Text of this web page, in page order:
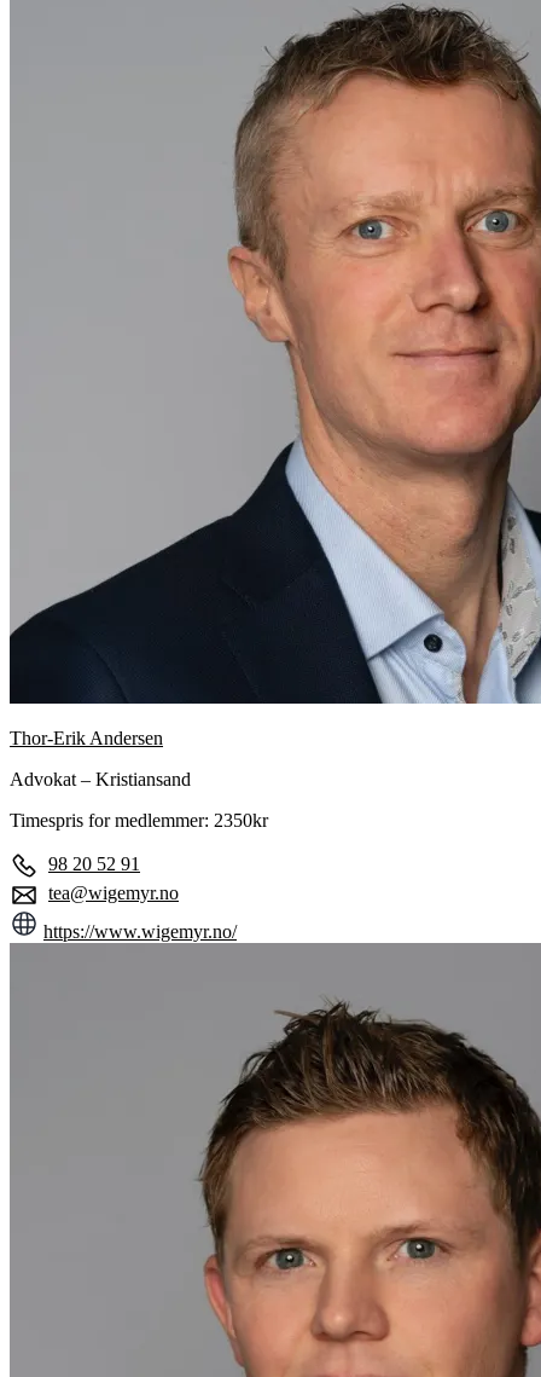
Thor-Erik Andersen
Advokat – Kristiansand
Timespris for medlemmer: 2350kr
98 20 52 91
tea@wigemyr.no
https://www.wigemyr.no/